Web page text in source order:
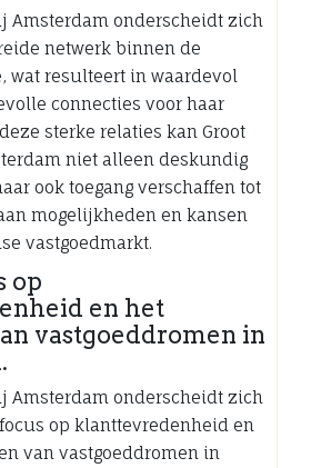
Amsterdam onderscheidt zich
netwerk binnen de
wat resulteert in waardevol
connecties voor haar
sterke relaties kan Groot
niet alleen deskundig
ook toegang verschaffen tot
mogelijkheden en kansen
vastgoedmarkt.
op
en het
vastgoeddromen in
Amsterdam onderscheidt zich
op klanttevredenheid en
van vastgoeddromen in